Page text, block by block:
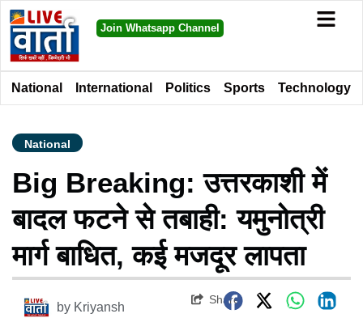
Join Whatsapp Channel
National International Politics Sports Technology
National
Big Breaking: उत्तरकाशी में
बादल फटने से तबाही: यमुनोत्री
मार्ग बाधित, कई मजदूर लापता
by Kriyansh
Share